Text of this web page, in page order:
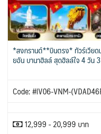
*สงกรานต์**บินตรง* ทัวร์เวีย
ยอัน บานาฮิลล์ สุดฮิลล์ใจ 4 วัน
Code: #IV06-VNM-
12,999 - 20,999 บาท